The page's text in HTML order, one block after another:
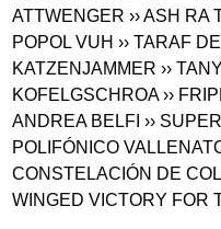
ATTWENGER ›› ASH RA
POPOL VUH ›› TARAF
KATZENJAMMER ››
KOFELGSCHROA ››
ANDREA BELFI ››
POLIFÓNICO
CONSTELACIÓN DE
WINGED VICTORY FOR